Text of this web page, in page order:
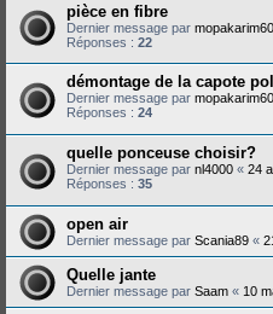
pièce en fibre
Dernier message par
Réponses : 22
démontage de la capote
Dernier message par
Réponses : 24
quelle ponceuse choisir?
Dernier message par nl4000 « 24
Réponses : 35
open air
Dernier message par Scania89 «
Quelle jante
Dernier message par Saam « 10